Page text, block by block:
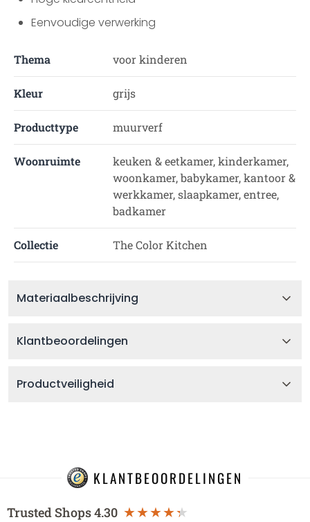
Eenvoudige verwerking
Thema voor kinderen
Kleur grijs
Producttype muurverf
Woonruimte
keuken & eetkamer, kinderkamer,
woonkamer, babykamer, kantoor &
werkkamer, slaapkamer, entree,
badkamer
Collectie The Color Kitchen
Materiaalbeschrijving
Klantbeoordelingen
Productveiligheid
KLANTBEOORDELINGEN
Trusted Shops4.30